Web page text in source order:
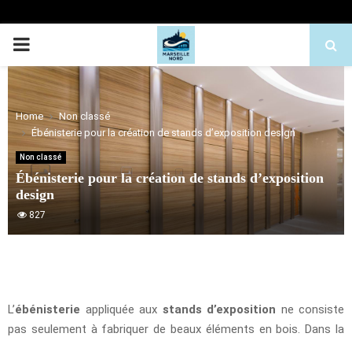
PRIMARY
MENU
Home
Non classé
Ébénisterie pour la création de stands d’exposition design
Non classé
Ébénisterie pour la création de stands d’exposition
design
827
L’ébénisterie appliquée aux stands d’exposition ne consiste
pas seulement à fabriquer de beaux éléments en bois. Dans la